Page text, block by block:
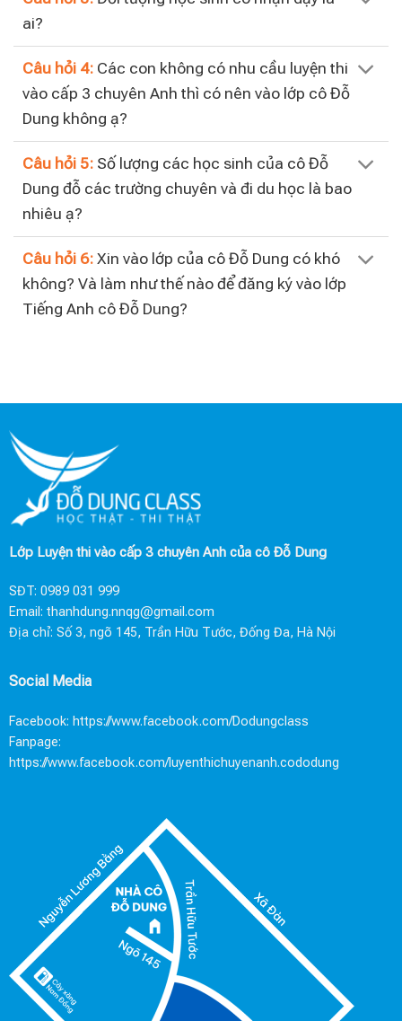
ai?
Câu hỏi 4: Các con không có nhu cầu luyện thi
vào cấp 3 chuyên Anh thì có nên vào lớp cô Đỗ
Dung không ạ?
Câu hỏi 5: Số lượng các học sinh của cô Đỗ
Dung đỗ các trường chuyên và đi du học là bao
nhiêu ạ?
Câu hỏi 6: Xin vào lớp của cô Đỗ Dung có khó
không? Và làm như thế nào để đăng ký vào lớp
Tiếng Anh cô Đỗ Dung?
Lớp Luyện thi vào cấp 3 chuyên Anh của cô Đỗ Dung
SĐT: 0989 031 999
Email: thanhdung.nnqg@gmail.com
Địa chỉ: Số 3, ngõ 145, Trần Hữu Tước, Đống Đa, Hà Nội
Social Media
Facebook: https://www.facebook.com/Dodungclass
Fanpage:
https://www.facebook.com/luyenthichuyenanh.cododung